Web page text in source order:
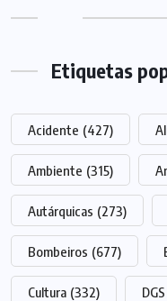
Etiquetas
Acidente (427)
Ambiente (315)
Autárquicas (273)
Bombeiros (677)
Cultura (332) DGS